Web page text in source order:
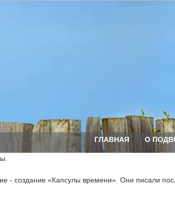
ГЛАВНАЯ О
- создание «Капсулы времени». Они писали